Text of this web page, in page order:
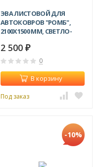
ЭВА ЛИСТОВОЙ ДЛЯ
АВТОКОВРОВ "РОМБ",
2100Х1500 ММ, СВЕТЛО-
2 500 ₽
0
В корзину
Под заказ
-10%